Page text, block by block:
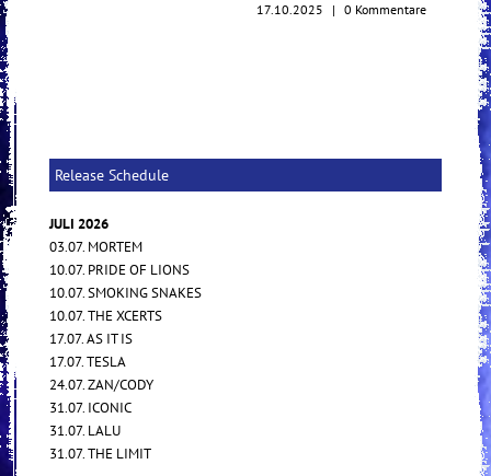
17.10.2025 | 0 Kommentare
Release Schedule
JULI 2026
03.07. MORTEM
10.07. PRIDE OF LIONS
10.07. SMOKING SNAKES
10.07. THE XCERTS
17.07. AS IT IS
17.07. TESLA
24.07. ZAN/CODY
31.07. ICONIC
31.07. LALU
31.07. THE LIMIT